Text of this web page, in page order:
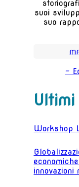
suoi
suo
-
Ultimi
Workshop
innovazioni